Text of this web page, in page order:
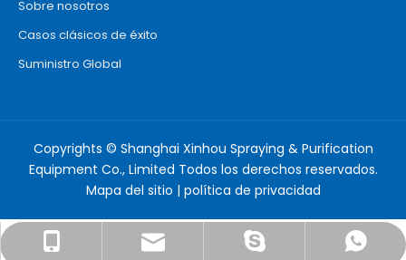
info@chinaxinhounozzle.com
+8618917527415
Sobre nosotros
Casos clásicos de éxito
Suministro Global
Copyrights © Shanghai Xinhou Spraying & Purification
Equipment Co., Limited Todos los derechos reservados.
Mapa del sitio | política de privacidad